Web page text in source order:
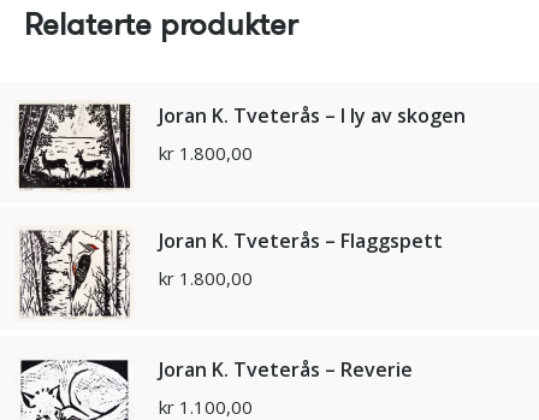
Relaterte produkter
Joran K. Tveterås – I ly av skogen
kr 1.800,00
Joran K. Tveterås – Flaggspett
kr 1.800,00
Joran K. Tveterås – Reverie
kr 1.100,00